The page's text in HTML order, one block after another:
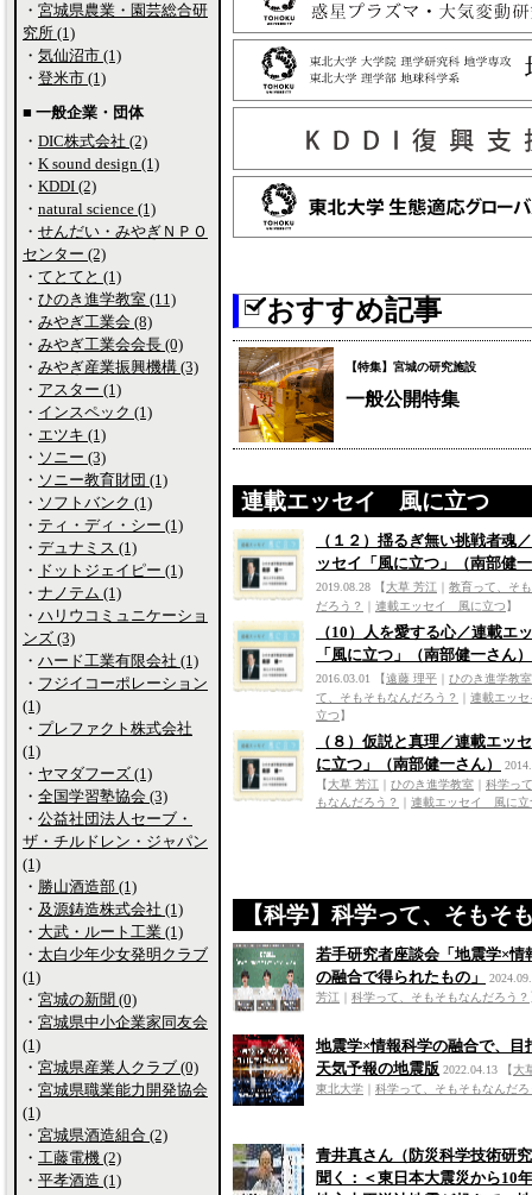
おすすめ記事
【特集】宮城の研究施設
一般公開特集
連載エッセイ 風に立つ
（１２）揺るぎ無い挑戦者魂
ッセイ「風に立つ」（南部健
2019.08.28 【 大草 芳江
教育って、そ
だろう？
連載エッセイ 風に立つ 】
（10）人を愛する心／連載エ
「風に立つ」（南部健一さん）
2016.03.01 【遠藤 理平
ひのき進学教室
て、そもそもなんだろう？
連載エッ
立つ 】
（８）仮説と真理／連載エッ
に立つ」（南部健一さん）
【 大草 芳江 ひのき進学教室
科学っ
もなんだろう？
連載エッセイ 風に立
【科学】科学って、そもそ
若手研究者座談会「地震学×情
の融合で得られたもの」
芳江
科学って、そもそもなんだろう？
地震学×情報科学の融合で、目
天気予報の地震版 2022.04.13 【 大
東北大学
科学って、そもそもなんだろ
青井真さん（防災科学技術研
聞く：＜東日本大震災から10
・ 宮城県農業・園芸総合研
究所 (1)
・ 気仙沼市 (1)
・ 登米市 (1)
■ 一般企業・団体
・ DIC株式会社 (2)
・ K sound design (1)
・ KDDI (2)
・ natural science (1)
・ せんだい・みやぎＮＰＯ
センター (2)
・ てとてと (1)
・ ひのき進学教室 (11)
・ みやぎ工業会 (8)
・ みやぎ工業会会長 (0)
・ みやぎ産業振興機構 (3)
・ アスター (1)
・ インスペック (1)
・ エツキ (1)
・ ソニー (3)
・ ソニー教育財団 (1)
・ ソフトバンク (1)
・ ティ・ディ・シー (1)
・ デュナミス (1)
・ ドットジェイピー (1)
・ ナノテム (1)
・ ハリウコミュニケーショ
ンズ (3)
・ ハード工業有限会社 (1)
・ フジイコーポレーション
(1)
・ プレファクト株式会社
(1)
・ ヤマダフーズ (1)
・ 全国学習塾協会 (3)
・ 公益社団法人セーブ・
ザ・チルドレン・ジャパン
(1)
・ 勝山酒造部 (1)
・ 及源鋳造株式会社 (1)
・ 大武・ルート工業 (1)
・ 太白少年少女発明クラブ
(1)
・ 宮城の新聞 (0)
・ 宮城県中小企業家同友会
(1)
・ 宮城県産業人クラブ (0)
・ 宮城県職業能力開発協会
(1)
・ 宮城県酒造組合 (2)
・ 工藤電機 (2)
・ 平孝酒造 (1)